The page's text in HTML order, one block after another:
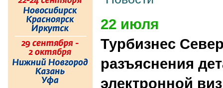
22 июля
Турбизнес
разъяснения
электронной